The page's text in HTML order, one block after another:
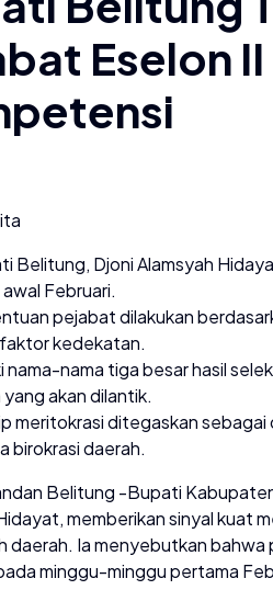
Eselon
Belitung, Djoni Alamsyah
Februari.
pejabat dilakukan
kedekatan.
nama-nama tiga besar hasil
yang akan dilantik.
meritokrasi ditegaskan
birokrasi daerah.
Belitung -Bupati
memberikan sinyal kuat
daerah. Ia menyebutkan
minggu-minggu pertama